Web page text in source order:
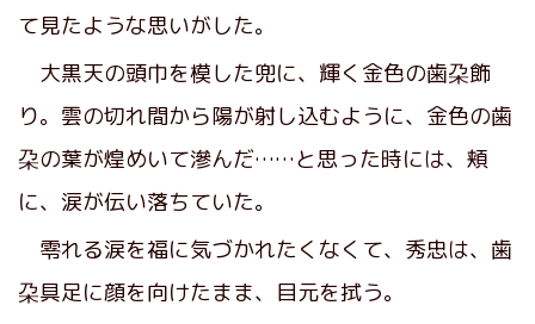
て見たような思いがした。
大黒天の頭巾を模した兜に、輝く金色の歯朶飾
り。雲の切れ間から陽が射し込むように、金色の歯
朶の葉が煌めいて滲んだ……と思った時には、頬
に、涙が伝い落ちていた。
零れる涙を福に気づかれたくなくて、秀忠は、歯
朶具足に顔を向けたまま、目元を拭う。